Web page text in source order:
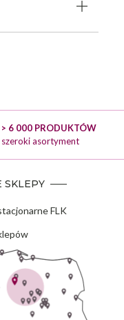
> 6 000 PRODUKTÓW
szeroki asortyment
SKLEPY
FLK